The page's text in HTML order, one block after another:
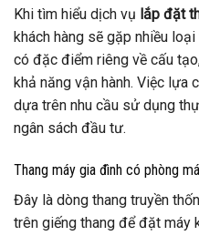
Khi tìm hiểu dịch vụ lắp đặt
khách hàng sẽ gặp nhiều
có đặc điểm riêng về cấu
khả năng vận hành. Việc lựa
dựa trên nhu cầu sử dụng
ngân sách đầu tư.
Thang máy gia đình có phòng
Đây là dòng thang truyền
trên giếng thang để đặt máy